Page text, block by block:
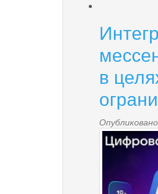
по
в